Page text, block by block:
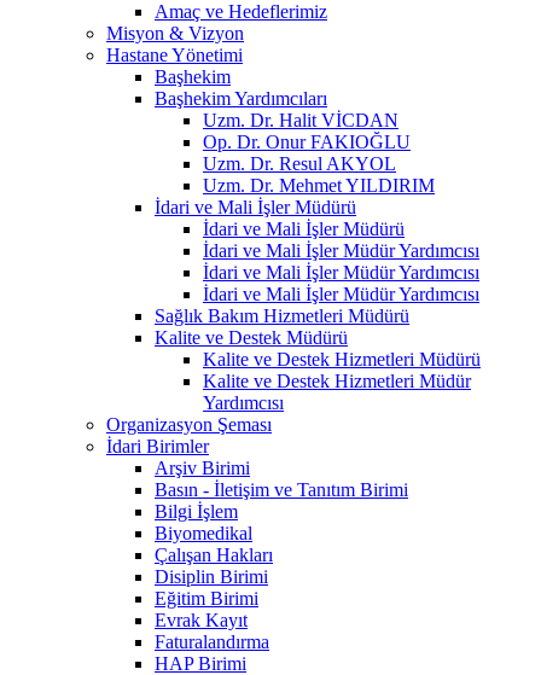
Amaç ve Hedeflerimiz
Misyon & Vizyon
Hastane Yönetimi
Başhekim
Başhekim Yardımcıları
Uzm. Dr. Halit VİCDAN
Op. Dr. Onur FAKIOĞLU
Uzm. Dr. Resul AKYOL
Uzm. Dr. Mehmet YILDIRIM
İdari ve Mali İşler Müdürü
İdari ve Mali İşler Müdürü
İdari ve Mali İşler Müdür Yardımcısı
İdari ve Mali İşler Müdür Yardımcısı
İdari ve Mali İşler Müdür Yardımcısı
Sağlık Bakım Hizmetleri Müdürü
Kalite ve Destek Müdürü
Kalite ve Destek Hizmetleri Müdürü
Kalite ve Destek Hizmetleri Müdür
Yardımcısı
Organizasyon Şeması
İdari Birimler
Arşiv Birimi
Basın - İletişim ve Tanıtım Birimi
Bilgi İşlem
Biyomedikal
Çalışan Hakları
Disiplin Birimi
Eğitim Birimi
Evrak Kayıt
Faturalandırma
HAP Birimi